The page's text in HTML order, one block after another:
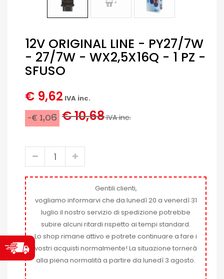
12V ORIGINAL LINE - PY27/7W
- 27/7W - WX2,5X16Q - 1 PZ -
SFUSO
€ 9,62 IVA inc.
-€ 1,06 € 10,68IVA inc.
Gentili clienti,
vogliamo informarvi che da lunedì 20 a venerdì 31
luglio il nostro servizio di spedizione potrebbe
subire alcuni ritardi rispetto ai tempi standard.
Lo shop rimane attivo e potrete continuare a fare i
vostri acquisti normalmente! La situazione tornerà
alla piena normalità a partire da lunedì 3 agosto.